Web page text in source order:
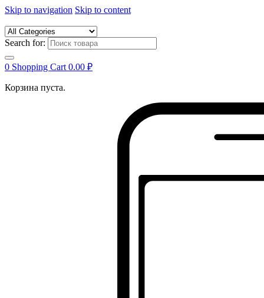
Skip to navigation Skip to content
Search for:
0 Shopping Cart 0.00 ₽
Корзина пуста.